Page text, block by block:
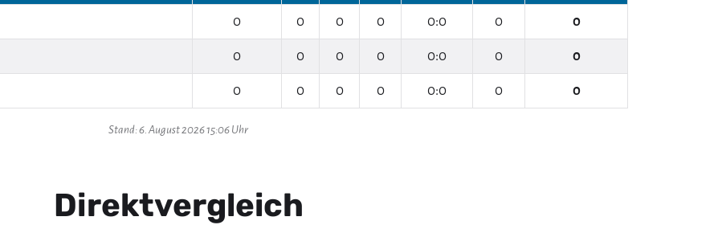
0 0 0 0 0:0 0 0
0 0 0 0 0:0 0 0
0 0 0 0 0:0 0 0
Stand: 6. August 2026 15:06 Uhr
Direktvergleich